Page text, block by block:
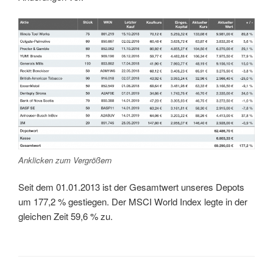
Anklicken zum Vergrößern
Seit dem 01.01.2013 ist der Gesamtwert unseres Depots
um 177,2 % gestiegen. Der MSCI World Index legte in der
gleichen Zeit 59,6 % zu.